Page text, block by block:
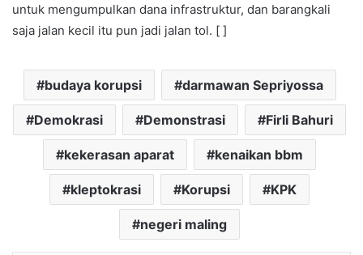
untuk mengumpulkan dana infrastruktur, dan barangkali
saja jalan kecil itu pun jadi jalan tol. [ ]
budaya korupsi darmawan Sepriyossa
Demokrasi Demonstrasi Firli Bahuri
kekerasan aparat kenaikan bbm
kleptokrasi Korupsi KPK
negeri maling